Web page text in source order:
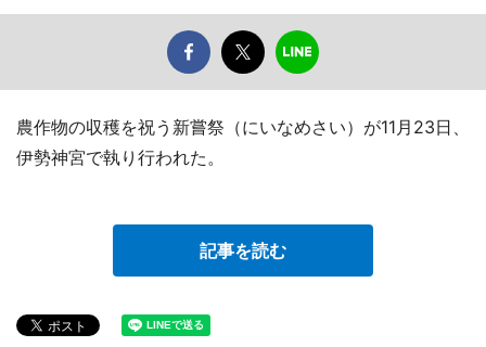
農作物の収穫を祝う新嘗祭（にいなめさい）が11月23日、
伊勢神宮で執り行われた。
記事を読む